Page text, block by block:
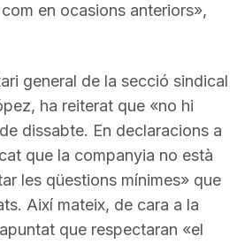
en ocasions anteriors»,
general de la secció sindical
ha reiterat que «no hi
dissabte. En declaracions a
que la companyia no està
les qüestions mínimes» que
Així mateix, de cara a la
que respectaran «el